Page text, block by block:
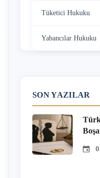
Tüketici Hukuku
Yabancılar Hukuku
SON YAZILAR